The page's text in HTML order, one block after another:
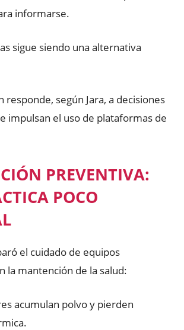
informarse.
sigue siendo una alternativa
responde, según Jara, a decisiones
impulsan el uso de plataformas de
PREVENTIVA:
POCO
el cuidado de equipos
la mantención de la salud:
acumulan polvo y pierden